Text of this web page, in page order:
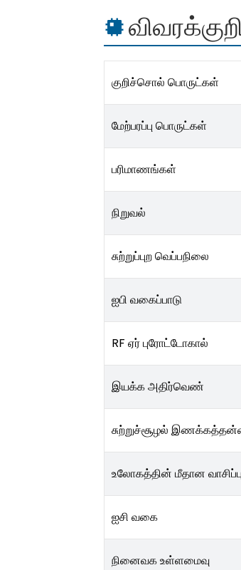
குறிச்சொல் பொருட்கள்
மேற்பரப்பு பொருட்கள்
பரிமாணங்கள்
நிறுவல்
சுற்றுப்புற வெப்பநிலை
ஐபி வகைப்பாடு
RF ஏர் புரோட்டோகால்
இயக்க அதிர்வெண்
சுற்றுச்சூழல்
உலோகத்தின் மீதான வாசிப்பு
ஐசி வகை
நினைவக உள்ளமைவு